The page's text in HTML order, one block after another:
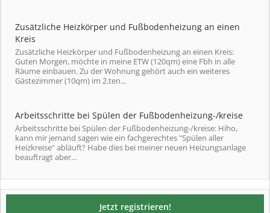
Zusätzliche Heizkörper und Fußbodenheizung an einen
Kreis
Zusätzliche Heizkörper und Fußbodenheizung an einen Kreis:
Guten Morgen, möchte in meine ETW (120qm) eine Fbh in alle
Räume einbauen. Zu der Wohnung gehört auch ein weiteres
Gästezimmer (10qm) im 2.ten...
Arbeitsschritte bei Spülen der Fußbodenheizung-/kreise
Arbeitsschritte bei Spülen der Fußbodenheizung-/kreise: Hiho,
kann mir jemand sagen wie ein fachgerechtes "Spülen aller
Heizkreise" abläuft? Habe dies bei meiner neuen Heizungsanlage
beauftragt aber...
Jetzt registrieren!